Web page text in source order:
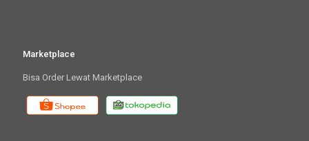
Marketplace
Bisa Order Lewat Marketplace